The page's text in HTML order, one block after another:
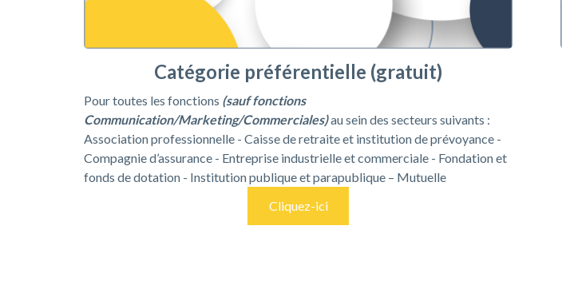
Catégorie préférentielle (gratuit)
Pour toutes les fonctions (sauf fonctions
Communication/Marketing/Commerciales)au sein des secteurs suivants :
Association professionnelle - Caisse de retraite et institution de prévoyance -
Compagnie d’assurance - Entreprise industrielle et commerciale - Fondation et
fonds de dotation - Institution publique et parapublique – Mutuelle
Cliquez-ici